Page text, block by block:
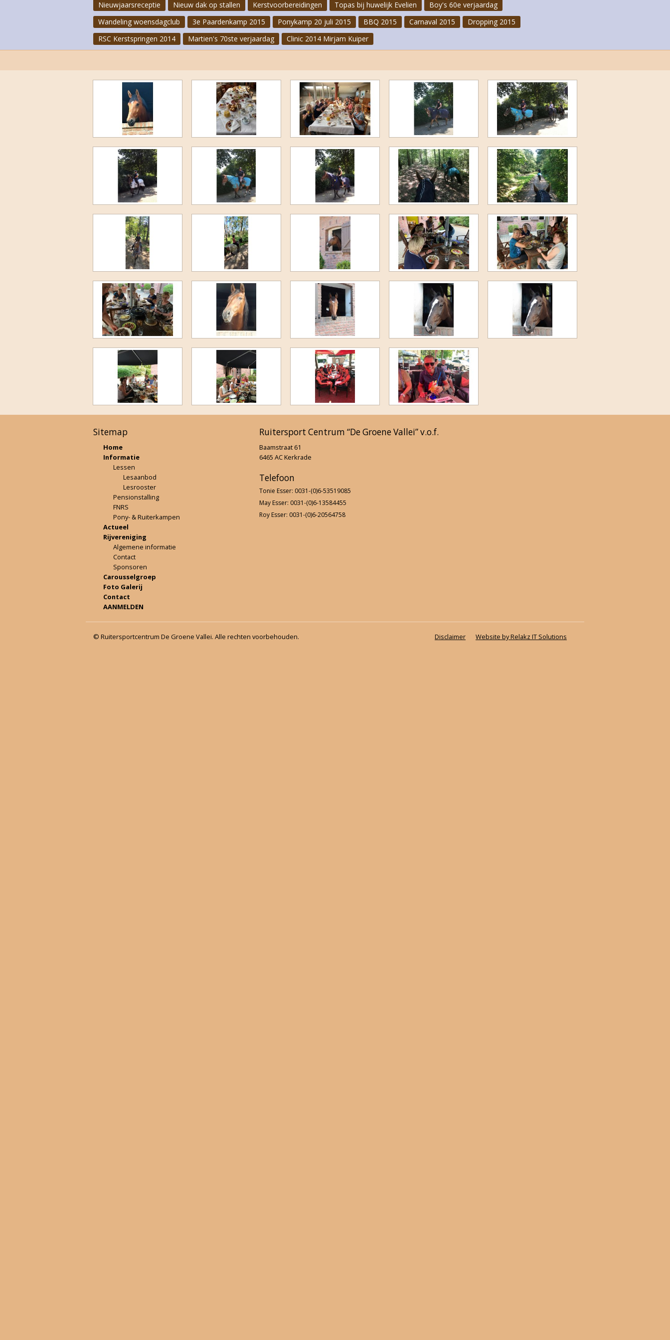
Clinic Jeannette Haazen
Cross II 2022
Laatste paardenkamp 2022
Ponykampen 2022
Bakopening 2022
Speurtocht 2022
1e Paardenkamp 2022
Cross juni 2022
Jump and Bike 2022
F-Proeven maart 2022
Novemberkamp 2021
Clubkampioenschap 2021
3e Paardenkamp 2021
5e Ponykamp 2021
4e Ponykamp 2021
3e Ponykamp 2021
4e Ponykamp 2020
Nieuwjaarsreceptie
Nieuw dak op stallen Kerstvoorbereidingen Topas bij huwelijk Evelien
Boy's 60e verjaardag
Wandeling woensdagclub
3e Paardenkamp 2015 Ponykamp 20 juli 2015 BBQ 2015 Carnaval 2015
Dropping 2015
RSC Kerstspringen 2014
Martien's 70ste verjaardag Clinic 2014 Mirjam Kuiper
Sitemap
Home
Informatie
Lessen
Lesaanbod
Lesrooster
Pensionstalling
FNRS
Pony- & Ruiterkampen
Actueel
Rijvereniging
Algemene informatie
Contact
Sponsoren
Carousselgroep
Foto Galerij
Contact
AANMELDEN
Ruitersport Centrum “De Groene Vallei” v.o.f.
Baamstraat 61
6465 AC Kerkrade
Telefoon
Tonie Esser: 0031-(0)6-53519085
May Esser: 0031-(0)6-13584455
Roy Esser: 0031-(0)6-20564758
© Ruitersportcentrum De Groene Vallei. Alle rechten voorbehouden. Website by Relakz IT Solutions
Disclaimer